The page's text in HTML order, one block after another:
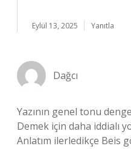
Eylül 13, 2025 Yanıtla
Dağcı
Yazının genel tonu
Demek için daha iddialı
Anlatım ilerledikçe Beis